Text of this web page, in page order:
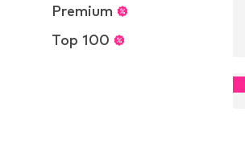
Premium
Top 100